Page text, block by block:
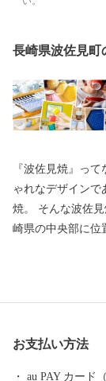
長崎県波佐見町
『波佐見焼』っ
ゃれなデザインで
焼。 そんな波佐
崎県の中央部に位
な自然のなかで
こで焼かれた「く
お支払い方法
au PAY カード